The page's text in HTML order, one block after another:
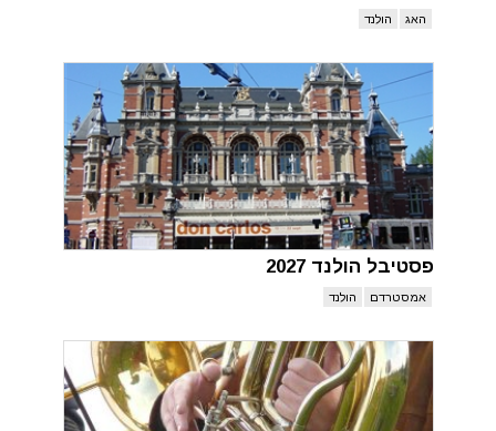
האג הולנד
פסטיבל הולנד 2027
אמסטרדם הולנד